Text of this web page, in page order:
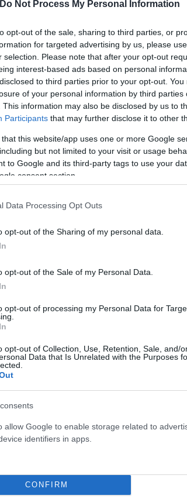
Do Not Process My Personal Information
opt-out of the sale, sharing to third parties, or
for targeted advertising by us, please
selection. Please note that after your opt-out
interest-based ads based on personal
to third parties prior to your opt-out.
of your personal information by third parties
This information may also be disclosed by us to
Participants that may further disclose it to other
that this website/app uses one or more Google
but not limited to your visit or usage
to Google and its third-party tags to use your
consent section.
Data Processing Opt Outs
opt-out of the Sharing of my personal data.
opt-out of the Sale of my Personal Data.
opt-out of processing my Personal Data for
opt-out of Collection, Use, Retention, Sale, and/
Data that Is Unrelated with the Purposes
allow Google to enable storage related to
identifiers in apps.
CONFIRM
τον γενικό.Ήταν
το γυρίσει από την άλλη μεριά,